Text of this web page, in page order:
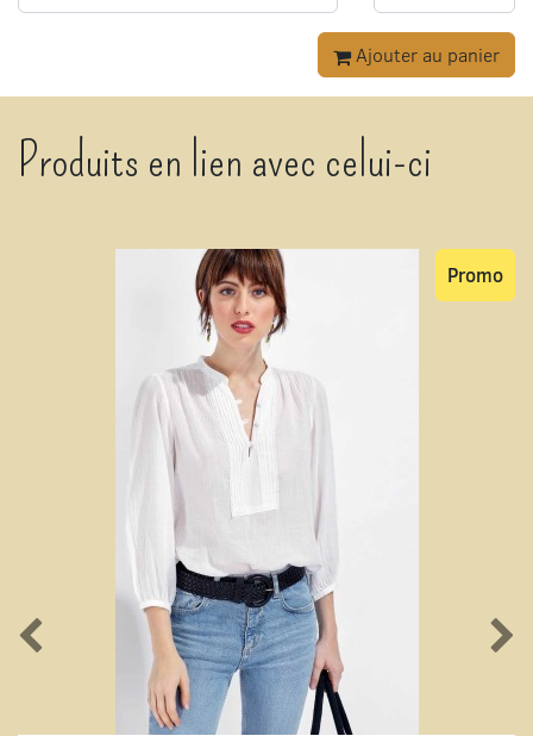
Ajouter au panier
Produits en lien avec celui-ci
Promo